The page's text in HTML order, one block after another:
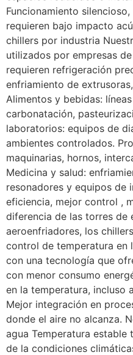
Funcionamiento
requieren bajo impacto
chillers por industria
utilizados por empresas
requieren refrigeración
enfriamiento de
Alimentos y bebidas:
carbonatación,
laboratorios: equipos de
ambientes controlados.
maquinarias, hornos,
Medicina y salud:
resonadores y equipos de
eficiencia, mejor control ,
diferencia de las torres de
aeroenfriadores, los
control de temperatura en
con una tecnología que
con menor consumo
en la temperatura, incluso
Mejor integración en
donde el aire no alcanza.
agua Temperatura
de la condiciones